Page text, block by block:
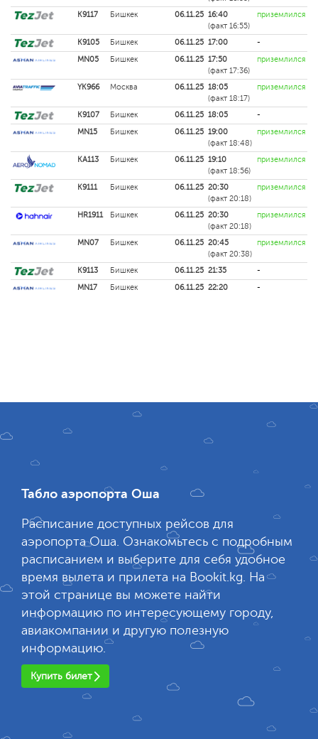
K9117 Бишкек 06.11.25 16:40
(факт 16:55)
приземлился
K9105 Бишкек 06.11.25 17:00
-
MN05
Бишкек 06.11.25 17:50
(факт 17:36)
приземлился
YK966 Москва 06.11.25 18:05
(факт 18:17)
приземлился
K9107 Бишкек 06.11.25 18:05
-
MN15
Бишкек 06.11.25 19:00
(факт 18:48)
приземлился
KA113 Бишкек 06.11.25 19:10
(факт 18:56)
приземлился
K9111 Бишкек 06.11.25 20:30
(факт 20:18)
приземлился
HR1911 Бишкек 06.11.25 20:30
(факт 20:18)
приземлился
MN07 Бишкек 06.11.25 20:45
(факт 20:38)
приземлился
K9113 Бишкек 06.11.25 21:35
-
MN17
Бишкек 06.11.25 22:20 -
Табло аэропорта Оша
Расписание доступных рейсов для
аэропорта Оша. Ознакомьтесь с подробным
расписанием и выберите для себя удобное
время вылета и прилета на Bookit.kg. На
этой странице вы можете найти
информацию по интересующему городу,
авиакомпании и другую полезную
информацию.
Купить билет